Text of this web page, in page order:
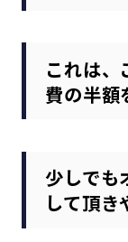
これは
費の半額
少しでも
して頂き